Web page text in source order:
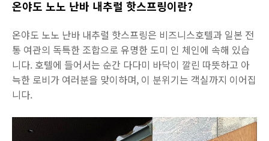
온야도 노노 난바 내추럴 핫스프링이란?
온야도 노노 난바 내추럴 핫스프링은 비즈니스호텔과 일본 전
통 여관의 독특한 조합으로 유명한 도미 인 체인에 속해 있습
니다. 호텔에 들어서는 순간 다다미 바닥이 깔린 따뜻하고 아
늑한 로비가 여러분을 맞이하며, 이 분위기는 객실까지 이어집
니다.